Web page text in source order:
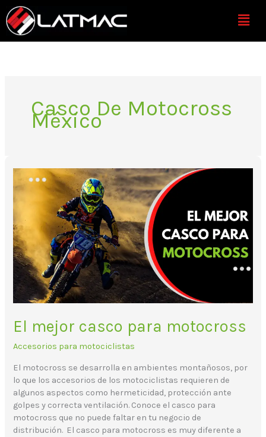
al
contenido
Menú
Casco De Motocross
México
El mejor casco para motocross
Accesorios para motociclistas
El motocross se desarrolla en ambientes montañosos, por
lo que los accesorios de los motociclistas requieren de
algunos aspectos como hermeticidad, protección ante
golpes y correcta ventilación. Conoce el casco para
motocross que no puede faltar en tu negocio de
distribución. El casco para motocross es muy diferente a
El
mejor
para
motocross